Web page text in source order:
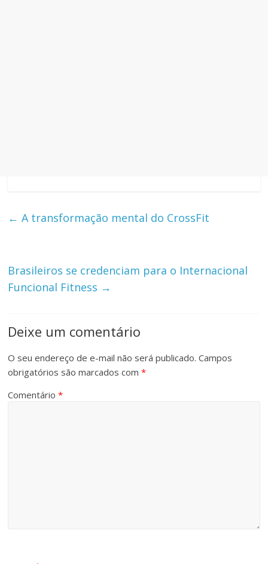
← A transformação mental do CrossFit
Brasileiros se credenciam para o Internacional
Funcional Fitness →
Deixe um comentário
O seu endereço de e-mail não será publicado. Campos
obrigatórios são marcados com*
Comentário*